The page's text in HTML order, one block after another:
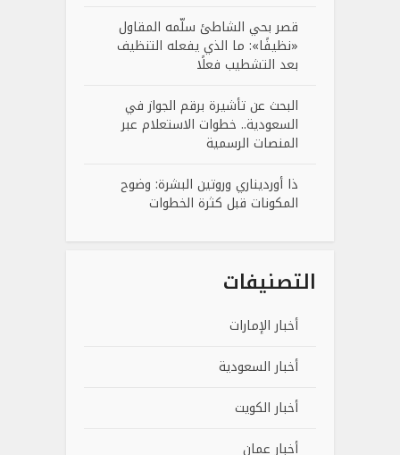
قصر بحي الشاطئ سلّمه المقاول
«نظيفًا»: ما الذي يفعله التنظيف
بعد التشطيب فعلًا
البحث عن تأشيرة برقم الجواز في
السعودية.. خطوات الاستعلام عبر
المنصات الرسمية
ذا أورديناري وروتين البشرة: وضوح
المكونات قبل كثرة الخطوات
التصنيفات
أخبار الإمارات
أخبار السعودية
أخبار الكويت
أخبار عمان